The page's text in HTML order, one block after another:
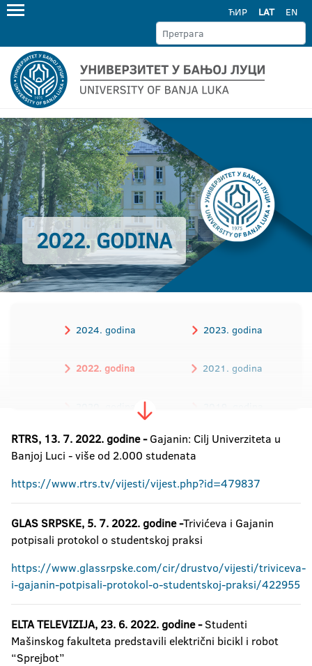
ЋИР LAT EN
2022. GODINA
2024. godina 2023. godina
2022. godina 2021. godina
2018. godina 2017. godina
RTRS, 13. 7. 2022. godine -Gajanin: Cilj Univerziteta u
Banjoj Luci - više od 2.000 studenata
https://www.rtrs.tv/vijesti/vijest.php?id=479837
GLAS SRPSKE, 5. 7. 2022. godine -Trivićeva i Gajanin
potpisali protokol o studentskoj praksi
https://www.glassrpske.com/cir/drustvo/vijesti/triviceva-
i-gajanin-potpisali-protokol-o-studentskoj-praksi/422955
ELTA TELEVIZIJA, 23. 6. 2022. godine -Studenti
Mašinskog fakulteta predstavili električni bicikl i robot
“Sprejbot”